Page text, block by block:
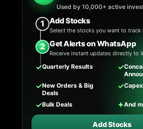
Used by 10,000+ active
1 Add Stocks
Select the stocks you want to track
2 Get Alerts on WhatsApp
Receive instant updates directly to
✓Quarterly Results ✓
✓New Orders & Big
Deals
✓
✓Bulk Deals ✦And
Add Stocks